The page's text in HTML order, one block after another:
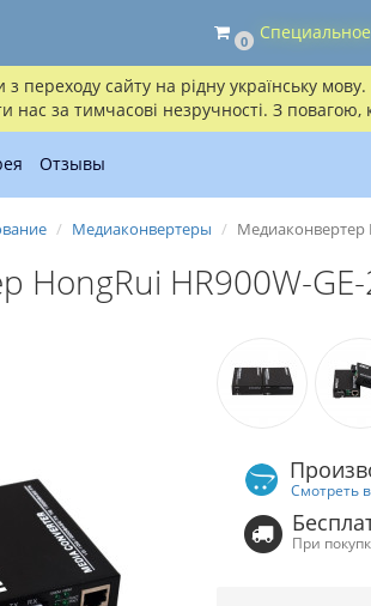
сайту на рідну українську
за тимчасові незручності. З повагою,
0
Отзывы
Медиаконвертеры Медиаконвертер
HongRui HR900W-GE-
Смотреть
При